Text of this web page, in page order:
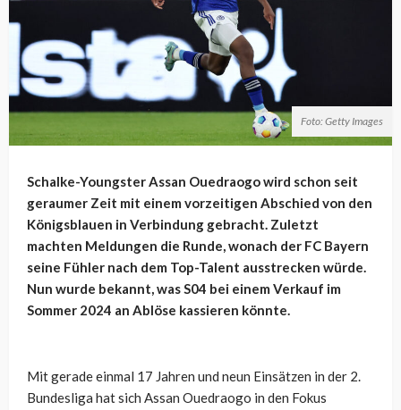
Foto: Getty Images
Schalke-Youngster Assan Ouedraogo wird schon seit
geraumer Zeit mit einem vorzeitigen Abschied von den
Königsblauen in Verbindung gebracht. Zuletzt
machten Meldungen die Runde, wonach der FC Bayern
seine Fühler nach dem Top-Talent ausstrecken würde.
Nun wurde bekannt, was S04 bei einem Verkauf im
Sommer 2024 an Ablöse kassieren könnte.
Mit gerade einmal 17 Jahren und neun Einsätzen in der 2.
Bundesliga hat sich Assan Ouedraogo in den Fokus